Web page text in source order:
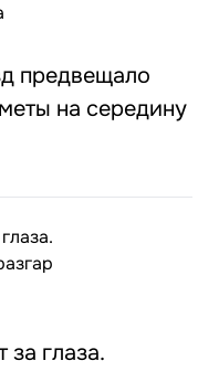
предвещало
на середину
за глаза.